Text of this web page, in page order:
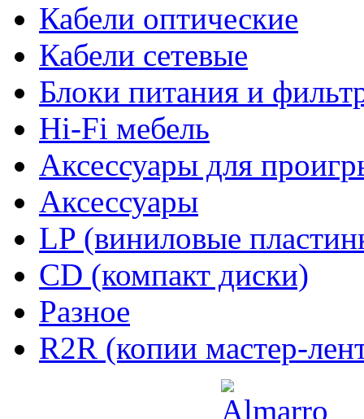
Кабели оптические
Кабели сетевые
Блоки питания и
Hi-Fi мебель
Аксессуары для
Аксессуары
LP (виниловые
CD (компакт диски)
Разное
R2R (копии мастер-